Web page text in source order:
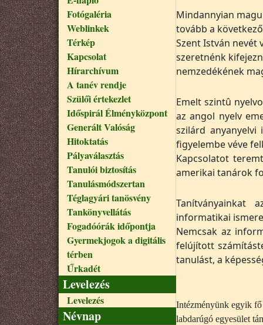
Fotógaléria
Weblinkek
Térkép
Kapcsolat
Hírarchívum
A tanév rendje
Szülői értekezlet
Időspirál Élményközpont
Generált Valóság
Hitoktatás
Pályaválasztás
Tanulói biztosítás
Tanulásmódszertan
Téglagyári tanösvény
Tankönyvellátás
Fogadóórák időpontja
Gyermekjogok a digitális
térben
Űrkadét
Levelezés
Levelezés
Névnap
Mindannyian
tovább a
Szent István nevét
szeretnénk
nemzedékének
Emelt szintû
az angol nyelv
szilárd anyanyelvi
figyelembe véve
Kapcsolatot
amerikai tanárok
Tanítványainkat
informatikai
Nemcsak az
felújított
tanulást, a
Intézményünk egyik fő
labdarúgó egyesület